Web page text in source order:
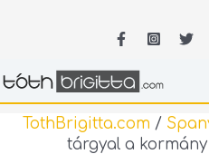
TothBrigitta.com /
tárgyal a